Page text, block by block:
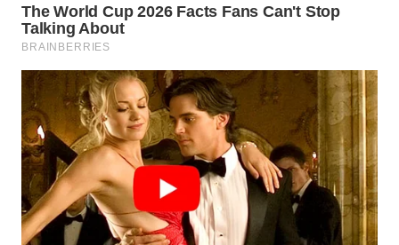
KONSUMEN
LISTRIK
WAHANA
TRAVEL
WAHANA
TV